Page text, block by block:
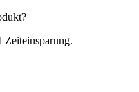
Zeiteinsparung.